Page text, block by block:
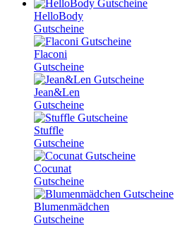
HelloBody
Gutscheine
Flaconi
Gutscheine
Jean&Len
Gutscheine
Stuffle
Gutscheine
Cocunat
Gutscheine
Blumenmädchen
Gutscheine